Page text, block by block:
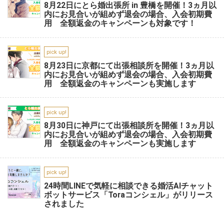
8月22日にとら婚出張所 in 豊橋を開催！3ヵ月以
内にお見合いが組めず退会の場合、入会初期費
用 全額返金のキャンペーンも対象です！
pick up!
8月23日に京都にて出張相談所を開催！3ヵ月以
内にお見合いが組めず退会の場合、入会初期費
用 全額返金のキャンペーンも実施します
pick up!
8月30日に神戸にて出張相談所を開催！3ヵ月以
内にお見合いが組めず退会の場合、入会初期費
用 全額返金のキャンペーンも実施します
pick up!
24時間LINEで気軽に相談できる婚活AIチャット
ボットサービス「Toraコンシェル」がリリース
されました